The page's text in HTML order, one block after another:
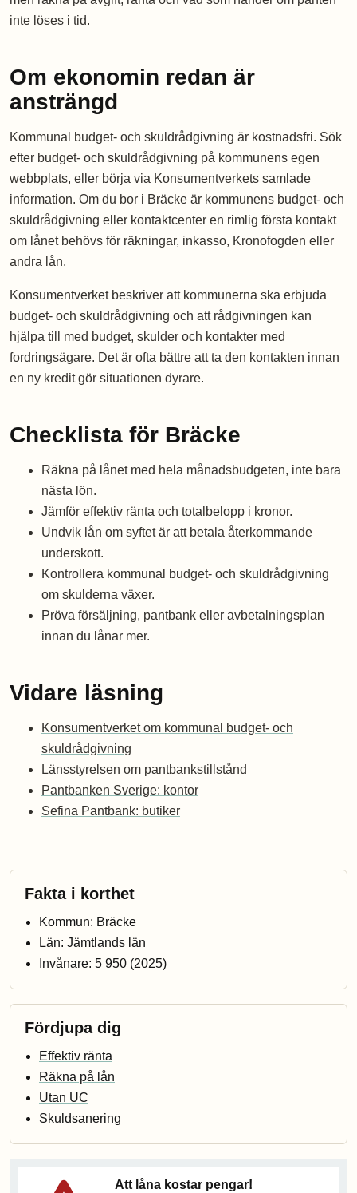
inte löses i tid.
Om ekonomin redan är
ansträngd
Kommunal budget- och skuldrådgivning är kostnadsfri. Sök
efter budget- och skuldrådgivning på kommunens egen
webbplats, eller börja via Konsumentverkets samlade
information. Om du bor i Bräcke är kommunens budget- och
skuldrådgivning eller kontaktcenter en rimlig första kontakt
om lånet behövs för räkningar, inkasso, Kronofogden eller
andra lån.
Konsumentverket beskriver att kommunerna ska erbjuda
budget- och skuldrådgivning och att rådgivningen kan
hjälpa till med budget, skulder och kontakter med
fordringsägare. Det är ofta bättre att ta den kontakten innan
en ny kredit gör situationen dyrare.
Checklista för Bräcke
Räkna på lånet med hela månadsbudgeten, inte bara
nästa lön.
Jämför effektiv ränta och totalbelopp i kronor.
Undvik lån om syftet är att betala återkommande
underskott.
Kontrollera kommunal budget- och skuldrådgivning
om skulderna växer.
Pröva försäljning, pantbank eller avbetalningsplan
innan du lånar mer.
Vidare läsning
Konsumentverket om kommunal budget- och
skuldrådgivning
Länsstyrelsen om pantbankstillstånd
Pantbanken Sverige: kontor
Sefina Pantbank: butiker
Fakta i korthet
Kommun: Bräcke
Län: Jämtlands län
Invånare: 5 950 (2025)
Fördjupa dig
Effektiv ränta
Räkna på lån
Utan UC
Skuldsanering
Att låna kostar pengar!